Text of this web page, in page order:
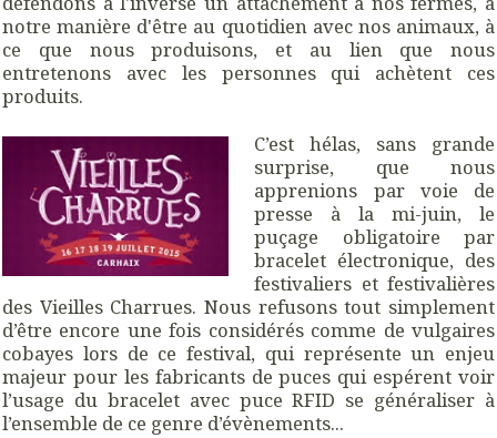
notre manière d'être au quotidien avec nos animaux, à
ce que nous produisons, et au lien que nous
entretenons avec les personnes qui achètent ces
produits.
C’est hélas, sans grande
surprise, que nous
apprenions par voie de
presse à la mi-juin, le
puçage obligatoire par
bracelet électronique, des
festivaliers et festivalières
des Vieilles Charrues. Nous refusons tout simplement
d’être encore une fois considérés comme de vulgaires
cobayes lors de ce festival, qui représente un enjeu
majeur pour les fabricants de puces qui espérent voir
l’usage du bracelet avec puce RFID se généraliser à
l’ensemble de ce genre d’évènements...